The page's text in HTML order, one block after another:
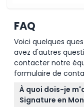
FAQ
Voici quelques
avez d'autres
contacter notre
formulaire de
À quoi dois-je
Signature en